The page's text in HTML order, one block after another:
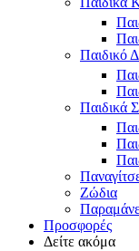
Παιδικό
Παιδικά
Ζώδια
Προσφορές
Δείτε ακόμα